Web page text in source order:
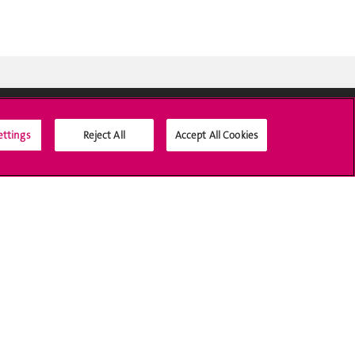
Médias sociaux UNIGE
Reject All Accept All Cookies